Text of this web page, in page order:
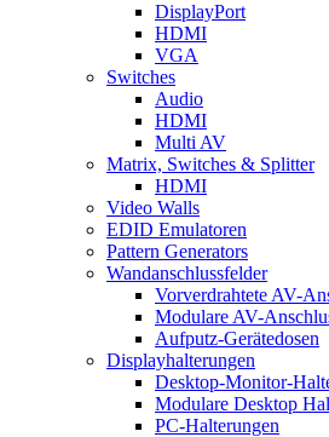
DisplayPort
HDMI
VGA
Switches
Audio
HDMI
Multi AV
Matrix, Switches & Splitter
HDMI
Video Walls
EDID Emulatoren
Pattern Generators
Wandanschlussfelder
Vorverdrahtete AV-
Modulare AV-
Aufputz-Gerätedosen
Displayhalterungen
Desktop-Monitor-
Modulare Desktop
PC-Halterungen